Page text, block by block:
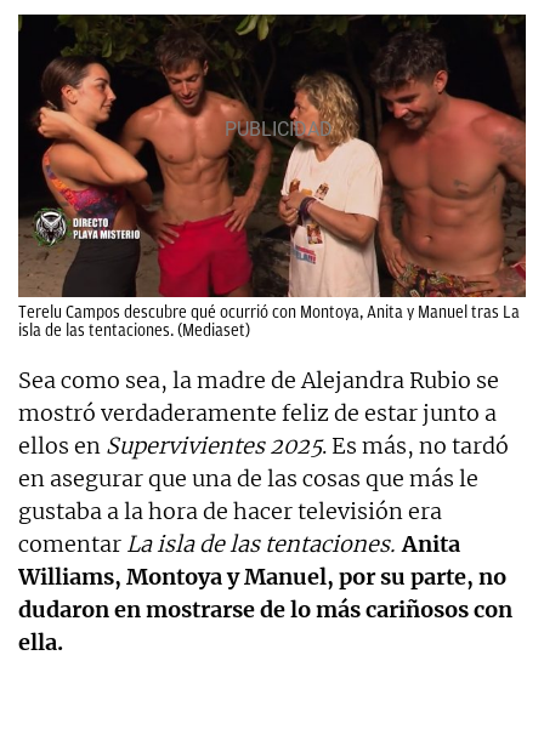
Terelu Campos descubre qué ocurrió con Montoya, Anita y Manuel tras La
isla de las tentaciones. (Mediaset)
Sea como sea, la madre de Alejandra Rubio se
mostró verdaderamente feliz de estar junto a
ellos en Supervivientes 2025. Es más, no tardó
en asegurar que una de las cosas que más le
gustaba a la hora de hacer televisión era
comentar La isla de las tentaciones. Anita
Williams, Montoya y Manuel, por su parte, no
dudaron en mostrarse de lo más cariñosos con
ella.